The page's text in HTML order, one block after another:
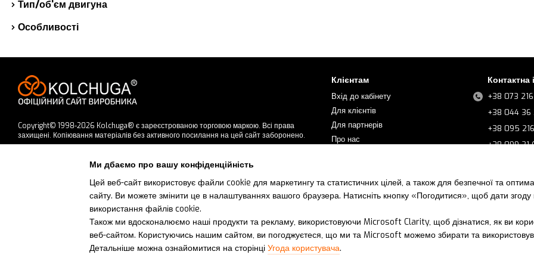
Тип/об'єм двигуна
Особливості
Copyright© 1998-2026 Kolchuga® є зареєстрованою торговою маркою. Всі права
захищені. Копіювання матеріалів без активного посилання на цей сайт заборонено.
Клієнтам
Вхід до кабінету
Для клієнтів
Для партнерів
Про нас
Новини
Контактна
+38 073
+38 044 36
+38 095
+38 099 21
+38 067 21
Ми дбаємо про вашу конфіденційність
Цей веб-сайт використовує файли cookie для маркетингу та статистичних цілей, а також для безпечної та
сайту. Ви можете змінити це в налаштуваннях вашого браузера. Натисніть кнопку «Погодитися», щоб дати згоду
використання файлів cookie.
Також ми вдосконалюємо наші продукти та рекламу, використовуючи Microsoft Clarity, щоб дізнатися, як ви
веб-сайтом. Користуючись нашим сайтом, ви погоджуєтеся, що ми та Microsoft можемо збирати та
Детальніше можна ознайомитися на сторінці Угода користувача.